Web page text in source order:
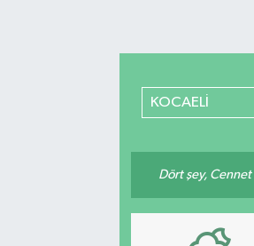
KOCAELİ
Dört şey,